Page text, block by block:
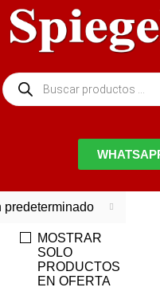
predeterminado
MOSTRAR
SOLO
PRODUCTOS
EN OFERTA